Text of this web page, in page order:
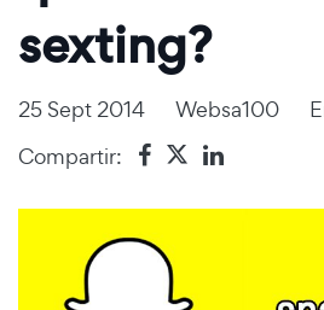
sexting?
25 Sept 2014 Websa100
Compartir: